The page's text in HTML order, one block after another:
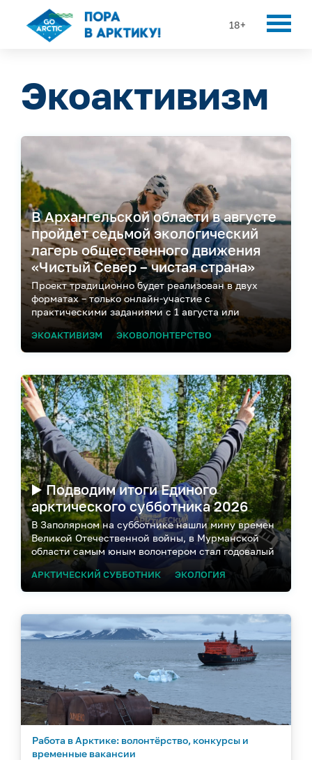
18+
Экоактивизм
В Архангельской области в августе
пройдет седьмой экологический
лагерь общественного движения
«Чистый Север – чистая страна»
Проект традиционно будет реализован в двух
форматах – только онлайн-участие с
практическими заданиями с 1 августа или
онлайн-участие с последующим выездом на
побережье Белого моря в конце августа
ЭКОАКТИВИЗМ ЭКОВОЛОНТЕРСТВО
▶️ Подводим итоги Единого
арктического субботника 2026
В Заполярном на субботнике нашли мину времен
Великой Отечественной войны, в Мурманской
области самым юным волонтером стал годовалый
ребёнок, а в Норильске собрали 480 кг мусора
АРКТИЧЕСКИЙ СУББОТНИК ЭКОЛОГИЯ
Работа в Арктике: волонтёрство, конкурсы и
временные вакансии